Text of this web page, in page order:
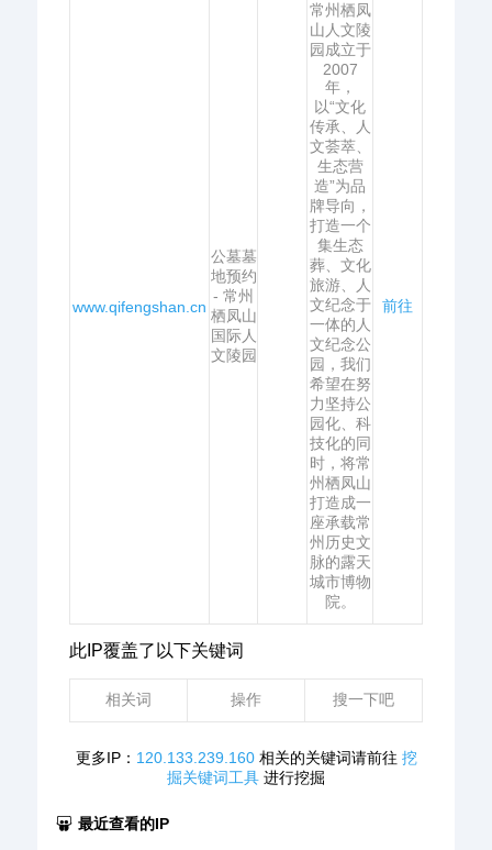
www.qifengshan.cn
公墓墓
地预约
- 常州
栖凤山
国际人
文陵园
常州栖凤
山人文陵
园成立于
2007
年，
以“文化
传承、人
文荟萃、
生态营
造”为品
牌导向，
打造一个
集生态
葬、文化
旅游、人
文纪念于
一体的人
文纪念公
园，我们
希望在努
力坚持公
园化、科
技化的同
时，将常
州栖凤山
打造成一
座承载常
州历史文
脉的露天
城市博物
院。
前往
此IP覆盖了以下关键词
相关词 操作 搜一下吧
更多IP： 120.133.239.160相关的关键词请前往 挖
掘关键词工具 进行挖掘
最近查看的IP